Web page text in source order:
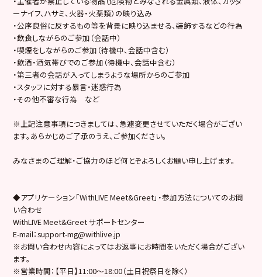
ーナイフ、ハサミ、火器・火薬類）の映り込み
・公序良俗に反するもの等を背景に映り込ませる、装飾するなどの行為
・飲食しながらのご参加（会話中）
・喫煙をしながらのご参加（待機中、会話中含む）
・飲酒・酒気帯びでのご参加（待機中、会話中含む）
・第三者の会話が入ってしまうような場所からのご参加
・スタッフに対する暴言・迷惑行為
・その他不審な行為 など
※上記注意事項につきましては、急遽変更させていただく場合がござい
ます。あらかじめご了承のうえ、ご参加ください。
みなさまのご理解・ご協力のほど何とぞよろしくお願い申し上げます。
◆アプリケーション「WithLIVE Meet&Greet」・参加方法についてのお問
い合わせ
WithLIVE Meet&Greet サポートセンター
E-mail：support-mg@withlive.jp
※お問い合わせ内容によってはお返事にお時間をいただく場合がござい
ます。
※営業時間：【平日】11:00〜18:00（土日祝祭日を除く）